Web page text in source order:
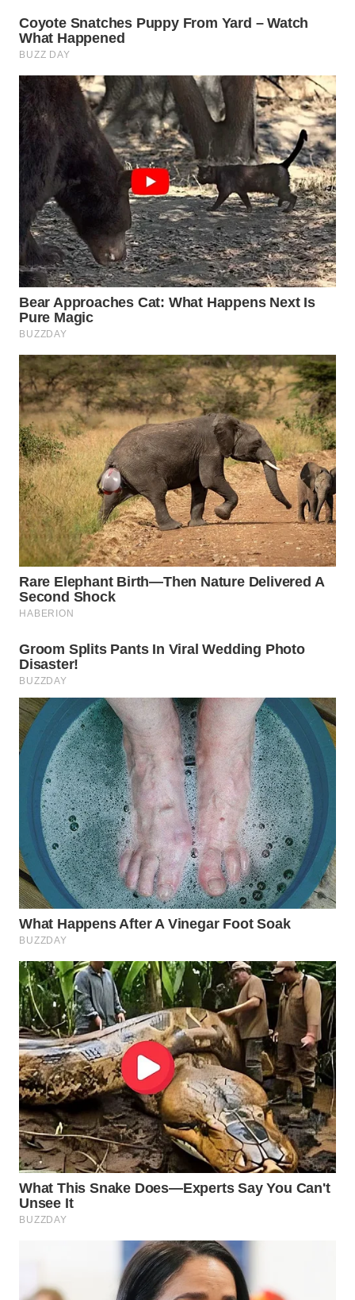
WN DELI
SERDANG
WN
TEBING
TINGGI
WN
PAKPAK
WN
KARAWANG
WN
BEKASI
BOGOR
WN
DEPOK
WN
TAPANULI
UTARA
WN
SAMOSIR
WN
PADANG
WN
SUMEDANG
WN
CIANJUR
WN
KEPULAUAN
SERIBU
WN
TANGERANG
WN
BINJAI
WN
CIREBON
WN
INDRAMAYU
WN
KUNINGAN
WN
MAJALENGKA
WN
SUKABUMI